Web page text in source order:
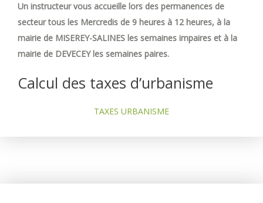
Un instructeur vous accueille lors des permanences de
secteur tous les Mercredis de 9 heures à 12 heures, à la
mairie de MISEREY-SALINES les semaines impaires et à la
mairie de DEVECEY les semaines paires.
Calcul des taxes d’urbanisme
TAXES URBANISME